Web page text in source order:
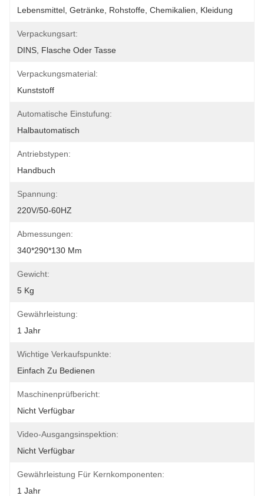
Lebensmittel, Getränke, Rohstoffe, Chemikalien, Kleidung
Verpackungsart:
DINS, Flasche Oder Tasse
Verpackungsmaterial:
Kunststoff
Automatische Einstufung:
Halbautomatisch
Antriebstypen:
Handbuch
Spannung:
220V/50-60HZ
Abmessungen:
340*290*130 Mm
Gewicht:
5 Kg
Gewährleistung:
1 Jahr
Wichtige Verkaufspunkte:
Einfach Zu Bedienen
Maschinenprüfbericht:
Nicht Verfügbar
Video-Ausgangsinspektion:
Nicht Verfügbar
Gewährleistung Für Kernkomponenten:
1 Jahr